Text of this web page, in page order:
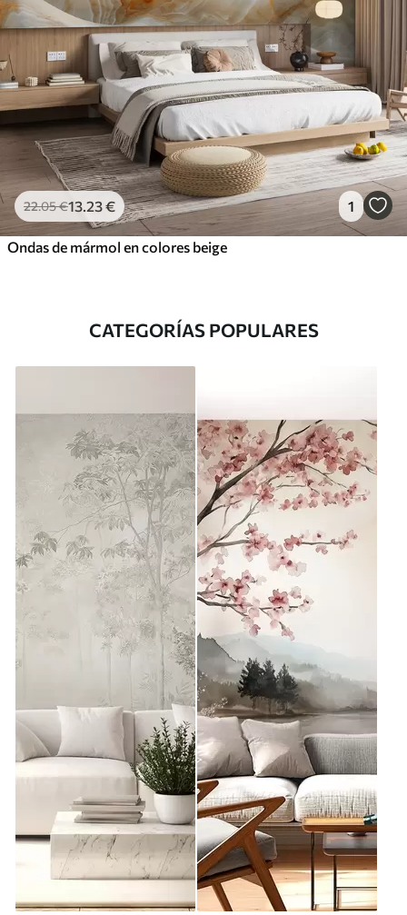
22.05€13 .23€ 1
Ondas de mármol en colores beige
CATEGORÍAS POPULARES